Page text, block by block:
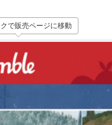
で販売ページに移動